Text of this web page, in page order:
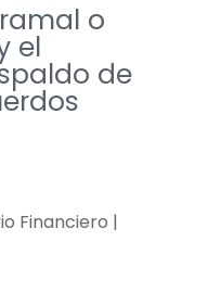
o
el
de
Financiero |